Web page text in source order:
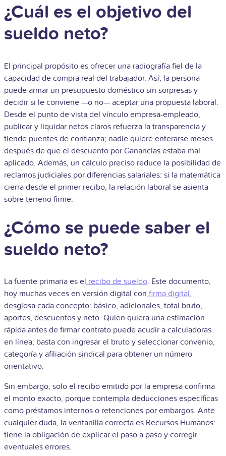
¿Cuál es el objetivo del
sueldo neto?
El principal propósito es ofrecer una radiografía fiel de la
capacidad de compra real del trabajador. Así, la persona
puede armar un presupuesto doméstico sin sorpresas y
decidir si le conviene —o no— aceptar una propuesta laboral.
Desde el punto de vista del vínculo empresa-empleado,
publicar y liquidar netos claros refuerza la transparencia y
tiende puentes de confianza; nadie quiere enterarse meses
después de que el descuento por Ganancias estaba mal
aplicado. Además, un cálculo preciso reduce la posibilidad de
reclamos judiciales por diferencias salariales: si la matemática
cierra desde el primer recibo, la relación laboral se asienta
sobre terreno firme.
¿Cómo se puede saber el
sueldo neto?
La fuente primaria es el recibo de sueldo. Este documento,
hoy muchas veces en versión digital con firma digital,
desglosa cada concepto: básico, adicionales, total bruto,
aportes, descuentos y neto. Quien quiera una estimación
rápida antes de firmar contrato puede acudir a calculadoras
en línea; basta con ingresar el bruto y seleccionar convenio,
categoría y afiliación sindical para obtener un número
orientativo.
Sin embargo, solo el recibo emitido por la empresa confirma
el monto exacto, porque contempla deducciones específicas
como préstamos internos o retenciones por embargos. Ante
cualquier duda, la ventanilla correcta es Recursos Humanos:
tiene la obligación de explicar el paso a paso y corregir
eventuales errores.